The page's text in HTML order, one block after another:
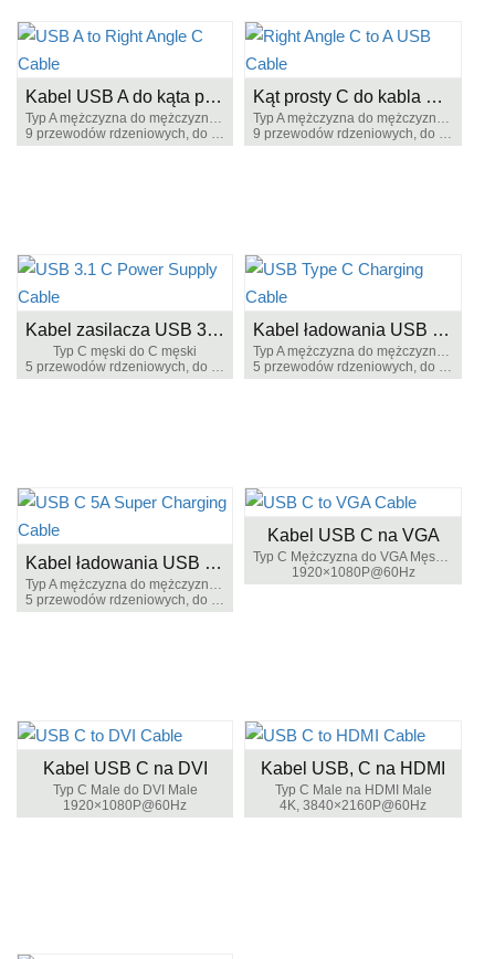
Kabel USB A do kąta prostokątnego C
Typ A mężczyzna do mężczyzny typu C
9 przewodów rdzeniowych, do ładowania i synchronizacji danych
Kąt prosty C do kabla USB
Typ A mężczyzna do mężczyzny typu C
9 przewodów rdzeniowych, do ładowania i synchronizacji danych
Kabel zasilacza USB 3.1 C
Typ C męski do C męski
5 przewodów rdzeniowych, do ładowania i synchronizacji danych
Kabel ładowania USB Type C
Typ A mężczyzna do mężczyzny typu C
5 przewodów rdzeniowych, do ładowania i synchronizacji danych
Kabel ładowania USB C 5A Super
Typ A mężczyzna do mężczyzny typu C
5 przewodów rdzeniowych, do ładowania i synchronizacji danych
Kabel USB C na VGA
Typ C Mężczyzna do VGA Męskiego
1920×1080P@60Hz
Kabel USB C na DVI
Typ C Male do DVI Male
1920×1080P@60Hz
Kabel USB, C na HDMI
Typ C Male na HDMI Male
4K, 3840×2160P@60Hz